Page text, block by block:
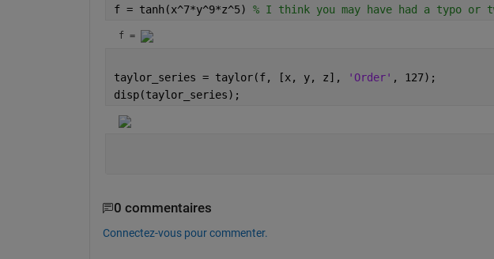
f = tanh(x^7*y^9*z^5) % I think you may have had a typo
f =
taylor_series = taylor(f, [x, y, z], 'Order' , 127);
disp(taylor_series);
0 commentaires
Connectez-vous pour commenter.